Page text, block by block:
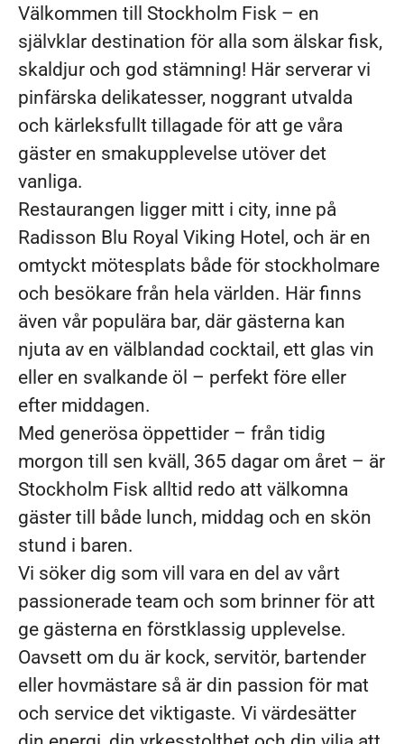
Välkommen till Stockholm Fisk – en
självklar destination för alla som älskar fisk,
skaldjur och god stämning! Här serverar vi
pinfärska delikatesser, noggrant utvalda
och kärleksfullt tillagade för att ge våra
gäster en smakupplevelse utöver det
vanliga.
Restaurangen ligger mitt i city, inne på
Radisson Blu Royal Viking Hotel, och är en
omtyckt mötesplats både för stockholmare
och besökare från hela världen. Här finns
även vår populära bar, där gästerna kan
njuta av en välblandad cocktail, ett glas vin
eller en svalkande öl – perfekt före eller
efter middagen.
Med generösa öppettider – från tidig
morgon till sen kväll, 365 dagar om året – är
Stockholm Fisk alltid redo att välkomna
gäster till både lunch, middag och en skön
stund i baren.
Vi söker dig som vill vara en del av vårt
passionerade team och som brinner för att
ge gästerna en förstklassig upplevelse.
Oavsett om du är kock, servitör, bartender
eller hovmästare så är din passion för mat
och service det viktigaste. Vi värdesätter